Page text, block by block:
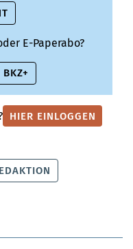
E-Paperabo?
HIER EINLOGGEN